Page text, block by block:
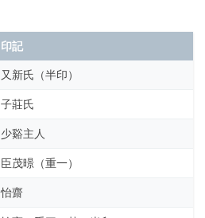
印記
又新氏（半印）
子莊氏
少谿主人
臣茂暻（重一）
怡齋